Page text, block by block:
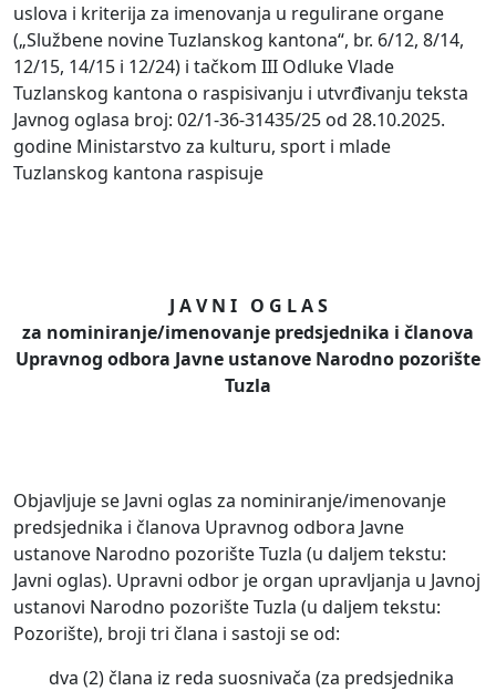
uslova i kriterija za imenovanja u regulirane organe
(„Službene novine Tuzlanskog kantona“, br. 6/12, 8/14,
12/15, 14/15 i 12/24) i tačkom III Odluke Vlade
Tuzlanskog kantona o raspisivanju i utvrđivanju teksta
Javnog oglasa broj: 02/1-36-31435/25 od 28.10.2025.
godine Ministarstvo za kulturu, sport i mlade
Tuzlanskog kantona raspisuje
J A V N I O G L A S
za nominiranje/imenovanje predsjednika i članova
Upravnog odbora Javne ustanove Narodno pozorište
Tuzla
Objavljuje se Javni oglas za nominiranje/imenovanje
predsjednika i članova Upravnog odbora Javne
ustanove Narodno pozorište Tuzla (u daljem tekstu:
Javni oglas). Upravni odbor je organ upravljanja u Javnoj
ustanovi Narodno pozorište Tuzla (u daljem tekstu:
Pozorište), broji tri člana i sastoji se od:
dva (2) člana iz reda suosnivača (za predsjednika